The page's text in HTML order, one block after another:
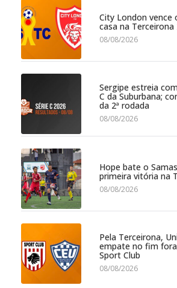
City London vence
casa na Terceirona
08/08/2026
Sergipe estreia
C da Suburbana;
da 2ª rodada
08/08/2026
Hope bate o
primeira vitória na
08/08/2026
Pela Terceirona,
empate no fim
Sport Club
08/08/2026